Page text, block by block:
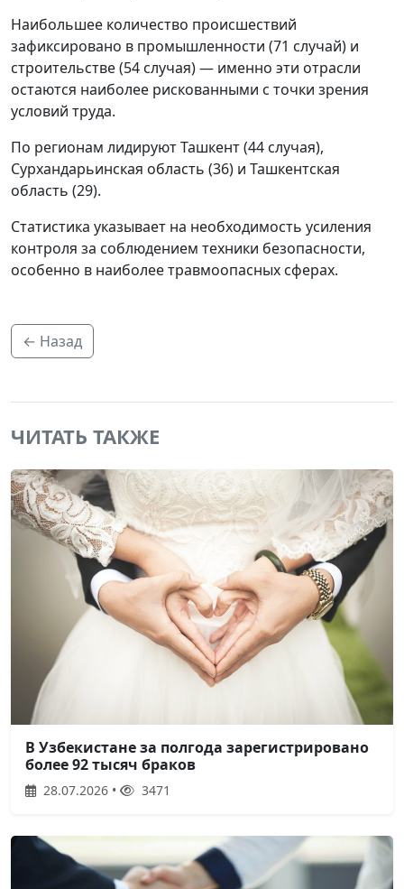
Наибольшее количество происшествий
зафиксировано в промышленности (71 случай) и
строительстве (54 случая) — именно эти отрасли
остаются наиболее рискованными с точки зрения
условий труда.
По регионам лидируют Ташкент (44 случая),
Сурхандарьинская область (36) и Ташкентская
область (29).
Статистика указывает на необходимость усиления
контроля за соблюдением техники безопасности,
особенно в наиболее травмоопасных сферах.
← Назад
ЧИТАТЬ ТАКЖЕ
В Узбекистане за полгода зарегистрировано
более 92 тысяч браков
28.07.2026 • 3471